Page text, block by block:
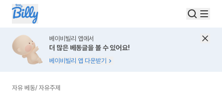
베이비빌리 앱에서
더 많은 베동글을 볼 수 있어요!
베이비빌리 앱 다운받기
자유 베동/ 자유주제